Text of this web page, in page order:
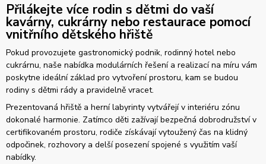
Přilákejte více rodin s dětmi do vaší
kavárny, cukrárny nebo restaurace pomocí
vnitřního dětského hřiště
Pokud provozujete gastronomický podnik, rodinný hotel nebo
cukrárnu, naše nabídka modulárních řešení a realizací na míru vám
poskytne ideální základ pro vytvoření prostoru, kam se budou
rodiny s dětmi rády a pravidelně vracet.
Prezentovaná hřiště a herní labyrinty vytvářejí v interiéru zónu
dokonalé harmonie. Zatímco děti zažívají bezpečná dobrodružství v
certifikovaném prostoru, rodiče získávají vytoužený čas na klidný
odpočinek, rozhovory a delší posezení spojené s využitím vaší
nabídky.